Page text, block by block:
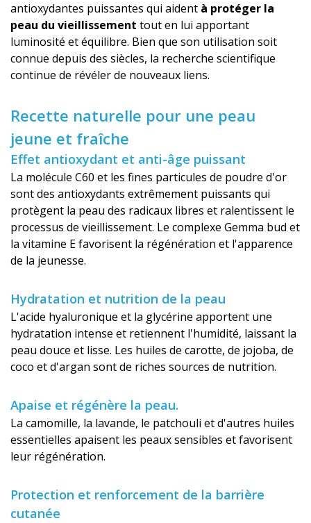
antioxydantes puissantes qui aident à protéger la
peau du vieillissement tout en lui apportant
luminosité et équilibre. Bien que son utilisation soit
connue depuis des siècles, la recherche scientifique
continue de révéler de nouveaux liens.
Recette naturelle pour une peau
jeune et fraîche
Effet antioxydant et anti-âge puissant
La molécule C60 et les fines particules de poudre d'or
sont des antioxydants extrêmement puissants qui
protègent la peau des radicaux libres et ralentissent le
processus de vieillissement. Le complexe Gemma bud et
la vitamine E favorisent la régénération et l'apparence
de la jeunesse.
Hydratation et nutrition de la peau
L'acide hyaluronique et la glycérine apportent une
hydratation intense et retiennent l'humidité, laissant la
peau douce et lisse. Les huiles de carotte, de jojoba, de
coco et d'argan sont de riches sources de nutrition.
Apaise et régénère la peau.
La camomille, la lavande, le patchouli et d'autres huiles
essentielles apaisent les peaux sensibles et favorisent
leur régénération.
Protection et renforcement de la barrière
cutanée